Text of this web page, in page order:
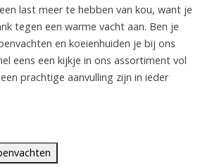
last meer te hebben van kou, want je
tegen een warme vacht aan. Ben je
en koeienhuiden je bij ons
eens een kijkje in ons assortiment vol
prachtige aanvulling zijn in ieder